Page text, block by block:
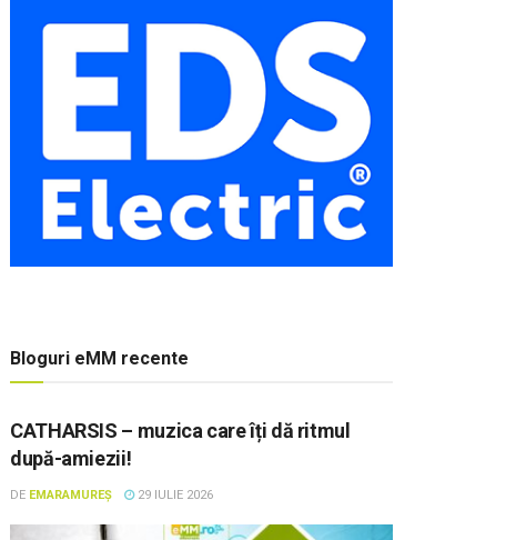
Bloguri eMM recente
CATHARSIS – muzica care îți dă ritmul
după-amiezii!
DE EMARAMUREȘ 29 IULIE 2026